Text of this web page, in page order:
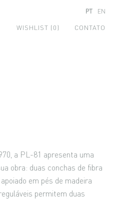
PT EN
WISHLIST (0) CONTATO
a PL-81 apresenta uma
obra: duas conchas de fibra
em pés de madeira
permitem duas